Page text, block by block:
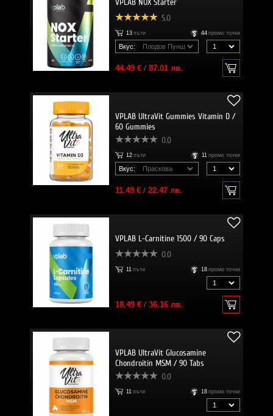
VPLAB NOX Starter
5.0
13 пъти 44 промо точки
Вкус:
44.49 €/ 87.01 лв.
VPLAB UltraVit Gummies Vitamin D /
60 Gummies
0.0
12 пъти 11 промо точки
Вкус:
11.49 €/ 22.47 лв.
VPLAB L-Carnitine 1500 / 90 Caps
0.0
11 пъти 18 промо точки
18.49 €/ 36.16 лв.
VPLAB UltraVit Glucosamine
Chondroitin MSM / 90 Tabs
0.0
11 пъти 18 промо точки